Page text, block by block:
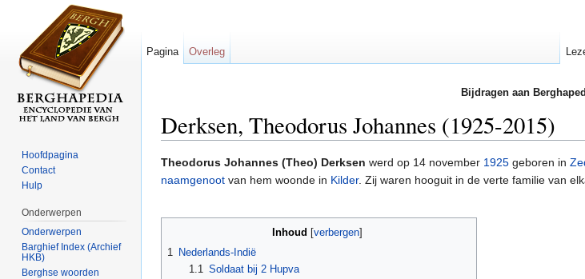
Bijdragen aan
Derksen, Theodorus Johannes (1925-2015)
Theodorus Johannes (Theo) Derksen werd op 14 november 1925 geboren in
naamgenoot van hem woonde in Kilder. Zij waren hooguit in de verte familie van
Inhoud verbergen
1 Nederlands-Indië
1.1 Soldaat bij 2 Hupva
Pagina Overleg
Hoofdpagina
Contact
Hulp
Onderwerpen
Onderwerpen
Barghief Index (Archief
HKB)
Berghse woorden